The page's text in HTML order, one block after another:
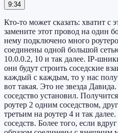
9:34
Кто-то может сказать: хватит с
замените этот провод на один
нему подключено много
соединены одной большой
10.0.0.2, 10 и так далее. IP-
они будут строить соседские
каждый с каждым, то у нас
вот такая. Это не звезда
соседство установил.
роутер 2 одним соседством,
третьим на роутер 4 и так
соседств. Более того, если